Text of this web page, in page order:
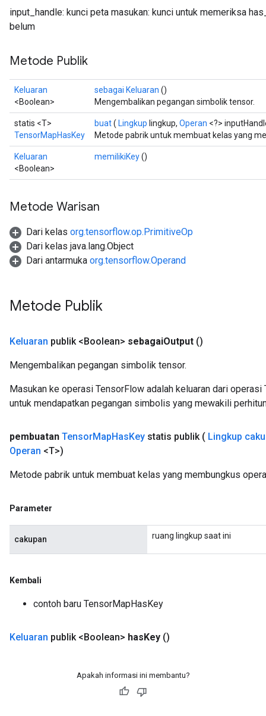
input_handle: kunci peta masukan: kunci untuk memeriksa
belum
Metode Publik
Keluaran
<Boolean>
sebagai Keluaran ()
Mengembalikan pegangan simbolik tensor.
statis <T>
TensorMapHasKey
buat( Lingkup lingkup, Operan <?>
Metode pabrik untuk membuat kelas yang
Keluaran
<Boolean>
memilikiKey()
Metode Warisan
Dari kelas org.tensorflow.op.PrimitiveOp
Dari kelas java.lang.Object
Dari antarmuka org.tensorflow.Operand
Metode Publik
Keluaran publik <Boolean> sebagaiOutput ()
Mengembalikan pegangan simbolik tensor.
Masukan ke operasi TensorFlow adalah keluaran dari
untuk mendapatkan pegangan simbolis yang mewakili
pembuatan TensorMapHasKey statis publik ( Lingkup
Operan <T>)
Metode pabrik untuk membuat kelas yang membungkus
Parameter
cakupan ruang lingkup saat ini
Kembali
contoh baru TensorMapHasKey
Keluaran publik <Boolean> hasKey ()
Apakah informasi ini membantu?